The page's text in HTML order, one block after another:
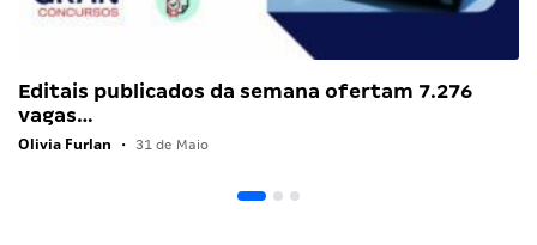
Editais publicados da semana ofertam 7.276
vagas…
Olivia Furlan • 31 de Maio